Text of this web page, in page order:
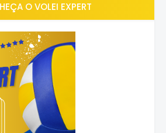
O VOLEI EXPERT